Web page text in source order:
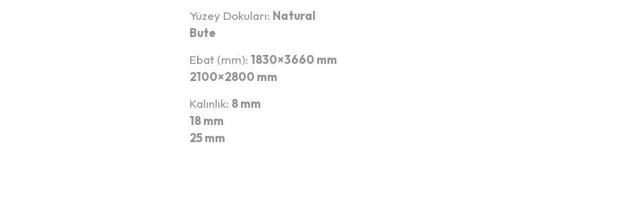
Yüzey Dokuları: Natural
Bute
Ebat (mm): 1830×3660 mm
2100×2800 mm
Kalınlık: 8 mm
18 mm
25 mm